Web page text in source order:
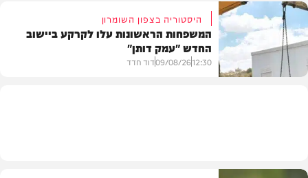
חדשות
היסטוריה בצפון השומרון
המשפחות הראשונות עלו לקרקע ביישוב
החדש "עמק דותן"
12:30
09/08/26דוד חדד